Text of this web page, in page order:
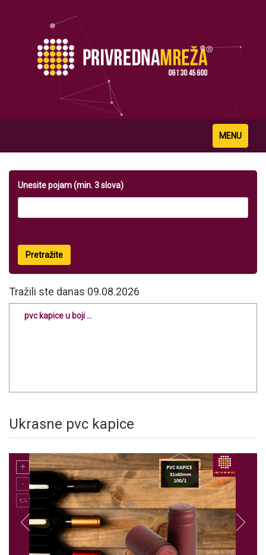
Toggle
navigation
MENU
Unesite pojam (min. 3 slova)
Pretražite
Tražili ste danas 09.08.2026
pvc kapice u boji ...
Ukrasne pvc kapice